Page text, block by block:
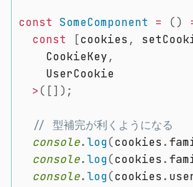
const SomeComponent = ()
const
[cookies ,
    CookieKey
,
    UserCookie
>( [] ) ;
// 型補完が利くようになる
console.log(cookies .
console.log(cookies .
console.log(cookies .